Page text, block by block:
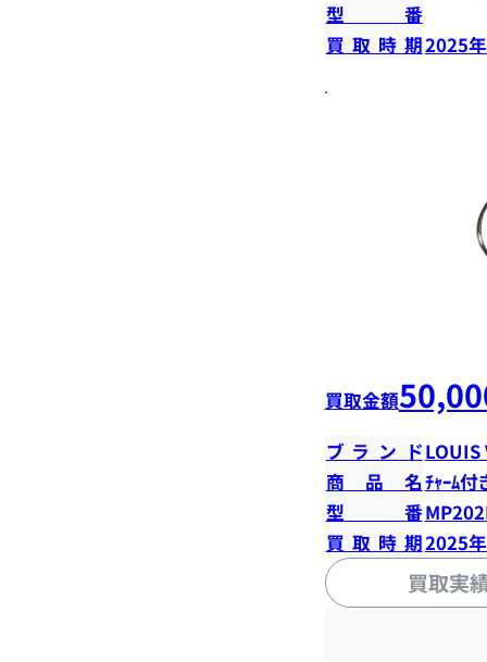
型番
買取時期2025
買取金額
ブランドLOUIS
商品名ﾁｬｰﾑ付
型番
買取時期2025
買取実